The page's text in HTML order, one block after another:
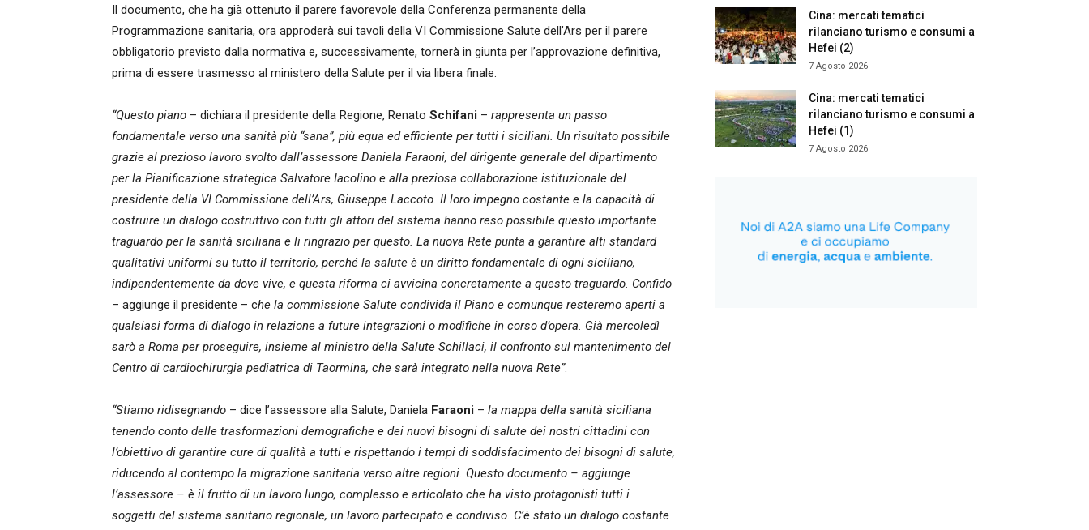
Il documento, che ha già ottenuto il parere favorevole della Conferenza permanente della
Programmazione sanitaria, ora approderà sui tavoli della VI Commissione Salute dell’Ars per il parere
obbligatorio previsto dalla normativa e, successivamente, tornerà in giunta per l’approvazione definitiva,
prima di essere trasmesso al ministero della Salute per il via libera finale.
“Questo piano – dichiara il presidente della Regione, Renato Schifani – rappresenta un passo
fondamentale verso una sanità più “sana”, più equa ed efficiente per tutti i siciliani. Un risultato possibile
grazie al prezioso lavoro svolto dall’assessore Daniela Faraoni, del dirigente generale del dipartimento
per la Pianificazione strategica Salvatore Iacolino e alla preziosa collaborazione istituzionale del
presidente della VI Commissione dell’Ars, Giuseppe Laccoto. Il loro impegno costante e la capacità di
costruire un dialogo costruttivo con tutti gli attori del sistema hanno reso possibile questo importante
traguardo per la sanità siciliana e li ringrazio per questo. La nuova Rete punta a garantire alti standard
qualitativi uniformi su tutto il territorio, perché la salute è un diritto fondamentale di ogni siciliano,
indipendentemente da dove vive, e questa riforma ci avvicina concretamente a questo traguardo. Confido
– aggiunge il presidente – che la commissione Salute condivida il Piano e comunque resteremo aperti a
qualsiasi forma di dialogo in relazione a future integrazioni o modifiche in corso d’opera. Già mercoledì
sarò a Roma per proseguire, insieme al ministro della Salute Schillaci, il confronto sul mantenimento del
Centro di cardiochirurgia pediatrica di Taormina, che sarà integrato nella nuova Rete”.
“Stiamo ridisegnando – dice l’assessore alla Salute, Daniela Faraoni – la mappa della sanità siciliana
tenendo conto delle trasformazioni demografiche e dei nuovi bisogni di salute dei nostri cittadini con
l’obiettivo di garantire cure di qualità a tutti e rispettando i tempi di soddisfacimento dei bisogni di salute,
riducendo al contempo la migrazione sanitaria verso altre regioni. Questo documento – aggiunge
l’assessore – è il frutto di un lavoro lungo, complesso e articolato che ha visto protagonisti tutti i
soggetti del sistema sanitario regionale, un lavoro partecipato e condiviso. C’è stato un dialogo costante
Cina: mercati tematici
rilanciano turismo e consumi a
Hefei (2)
7 Agosto 2026
Cina: mercati tematici
rilanciano turismo e consumi a
Hefei (1)
7 Agosto 2026